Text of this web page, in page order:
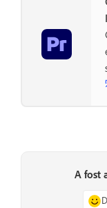
A fost